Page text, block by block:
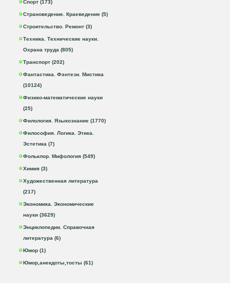
Спорт (173)
Страноведение. Краеведение (5)
Строительство. Ремонт (3)
Техника. Технические науки.
Охрана труда (805)
Транспорт (202)
Фантастика. Фэнтези. Мистика
(10124)
Физико-математические науки
(25)
Филология. Языкознание (1770)
Философия. Логика. Этика.
Эстетика (7)
Фольклор. Мифология (549)
Химия (3)
Художественная литература
(217)
Экономика. Экономические
науки (3629)
Энциклопедии. Справочная
литература (6)
Юмор (1)
Юмор,анекдоты,тосты (61)